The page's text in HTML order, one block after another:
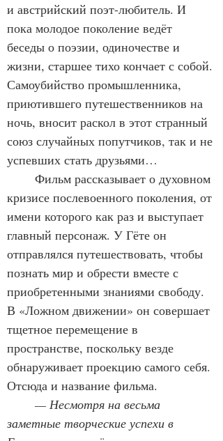
и австрийский поэт-любитель. И
пока молодое поколение ведёт
беседы о поэзии, одиночестве и
жизни, старшее тихо кончает с собой.
Самоубийство промышленника,
приютившего путешественников на
ночь, вносит раскол в этот странный
союз случайных попутчиков, так и не
успевших стать друзьями…
кризисе послевоенного поколения, от
имени которого как раз и выступает
главный персонаж. У Гёте он
отправлялся путешествовать, чтобы
познать мир и обрести вместе с
приобретенными знаниями свободу.
В «Ложном движении» он совершает
тщетное перемещение в
пространстве, поскольку везде
обнаруживает проекцию самого себя.
Отсюда и название фильма.
заметные творческие успехи в